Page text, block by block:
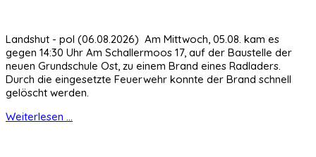
Landshut - pol (06.08.2026) Am Mittwoch, 05.08. kam es
gegen 14:30 Uhr Am Schallermoos 17, auf der Baustelle der
neuen Grundschule Ost, zu einem Brand eines Radladers.
Durch die eingesetzte Feuerwehr konnte der Brand schnell
gelöscht werden.
Weiterlesen ...